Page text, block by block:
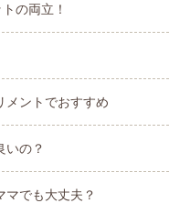
の両立！
メントでおすすめ
いの？
マでも大丈夫？